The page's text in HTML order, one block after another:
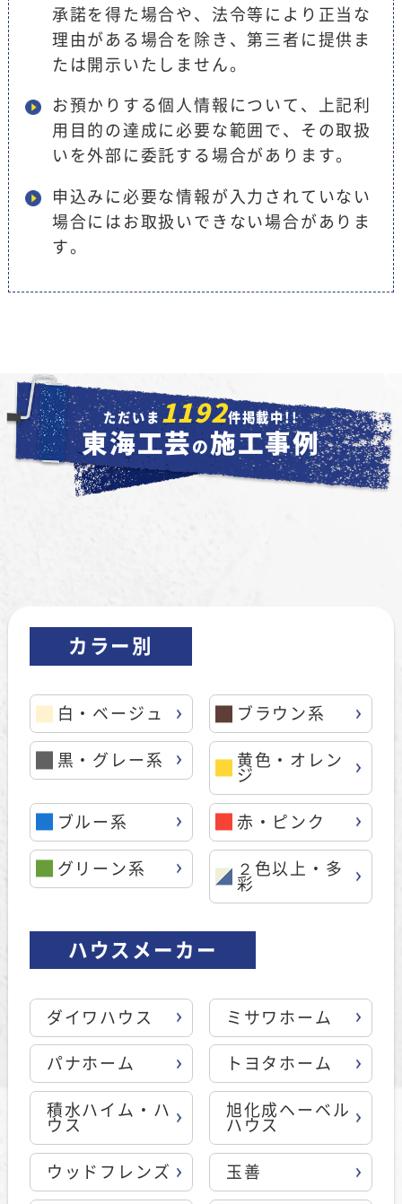
承諾を得た場合や、法令等により正当な
理由がある場合を除き、第三者に提供ま
たは開示いたしません。
お預かりする個人情報について、上記利
用目的の達成に必要な範囲で、その取扱
いを外部に委託する場合があります。
申込みに必要な情報が入力されていない
場合にはお取扱いできない場合がありま
す。
ただいま 1192件掲載中!!
東海工芸 の 施工事例
カラー別
白・ベージュ ブラウン系
黒・グレー系
黄色・オレン
ジ
ブルー系 赤・ピンク
グリーン系
２色以上・多
彩
ハウスメーカー
ダイワハウス ミサワホーム
パナホーム トヨタホーム
積水ハイム・ハ
ウス
旭化成ヘーベル
ハウス
ウッドフレンズ 玉善